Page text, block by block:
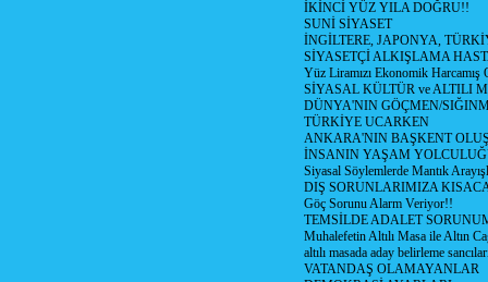
İKİNCİ YÜZ YILA DOĞRU!!
SUNİ SİYASET
İNGİLTERE, JAPONYA,
SİYASETÇİ ALKIŞLAMA
Yüz Liramızı Ekonomik Harcamış
SİYASAL KÜLTÜR ve ALTILI
DÜNYA'NIN GÖÇMEN/
TÜRKİYE UCARKEN
ANKARA'NIN BAŞKENT
İNSANIN YAŞAM
Siyasal Söylemlerde Mantık
DIŞ SORUNLARIMIZA
Göç Sorunu Alarm Veriyor!!
TEMSİLDE ADALET
Muhalefetin Altılı Masa ile Altın
altılı masada aday belirleme
VATANDAŞ OLAMAYANLAR